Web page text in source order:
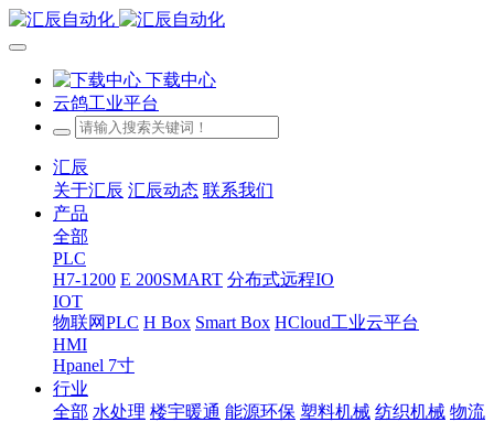
下载中心
云鸽工业平台
汇辰
关于汇辰 汇辰动态 联系我们
产品
全部
PLC
H7-1200 E 200SMART 分布式远程IO
IOT
物联网PLC H Box Smart Box HCloud工业云平台
HMI
Hpanel 7寸
行业
全部 水处理 楼宇暖通 能源环保 塑料机械 纺织机械 物流